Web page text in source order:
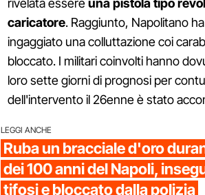
rivelata essereuna pistola tipo
caricatore. Raggiunto, Napolitano
ingaggiato una colluttazione coi
bloccato. I militari coinvolti hanno
loro sette giorni di prognosi per
dell'intervento il 26enne è stato
LEGGI ANCHE
Ruba un bracciale d'oro
dei 100 anni del Napoli,
tifosi e bloccato dalla polizia